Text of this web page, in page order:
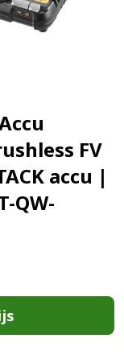
FV
accu |
QW-